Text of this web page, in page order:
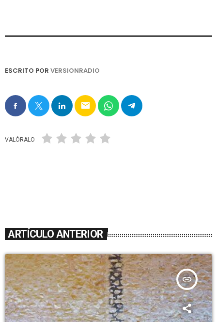
ESCRITO POR VERSIONRADIO
email
VALÓRALO
ARTÍCULO ANTERIOR
insert_link